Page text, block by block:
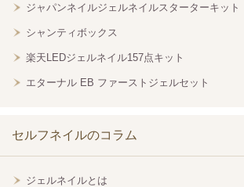
ジャパンネイルジェルネイルスターターキット
シャンティボックス
楽天LEDジェルネイル157点キット
エターナル EB ファーストジェルセット
セルフネイルのコラム
ジェルネイルとは